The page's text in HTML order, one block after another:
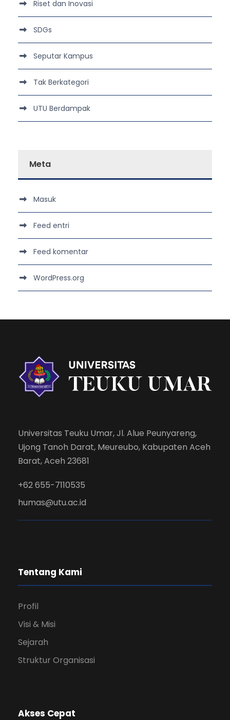
Riset dan Inovasi
SDGs
Seputar Kampus
Tak Berkategori
UTU Berdampak
Meta
Masuk
Feed entri
Feed komentar
WordPress.org
Universitas Teuku Umar, Jl. Alue Peunyareng,
Ujong Tanoh Darat, Meureubo, Kabupaten Aceh
Barat, Aceh 23681
+62 655-7110535
humas@utu.ac.id
Tentang Kami
Profil
Visi & Misi
Sejarah
Struktur Organisasi
Akses Cepat